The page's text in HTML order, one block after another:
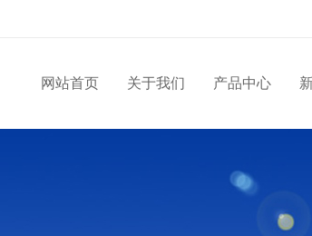
网站首页 关于我们 产品中心